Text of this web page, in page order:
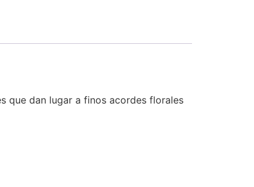
que dan lugar a finos acordes florales